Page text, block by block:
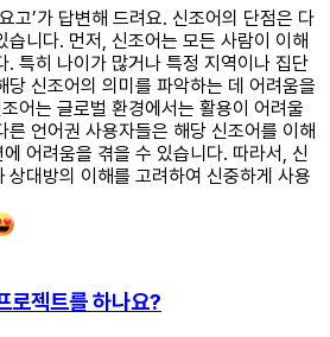
고’가 답변해 드려요. 신조어의 단점은 다
습니다. 먼저, 신조어는 모든 사람이 이해
. 특히 나이가 많거나 특정 지역이나 집단
당 신조어의 의미를 파악하는 데 어려움을
어는 글로벌 환경에서는 활용이 어려울
른 언어권 사용자들은 해당 신조어를 이해
어려움을 겪을 수 있습니다. 따라서, 신
상대방의 이해를 고려하여 신중하게 사용
로젝트를 하나요?